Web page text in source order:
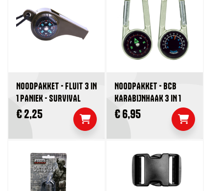
NOODPAKKET - FLUIT 3 IN
1 PANIEK - SURVIVAL
€ 2,25
NOODPAKKET - BCB
KARABIJNHAAK 3 IN 1
€ 6,95